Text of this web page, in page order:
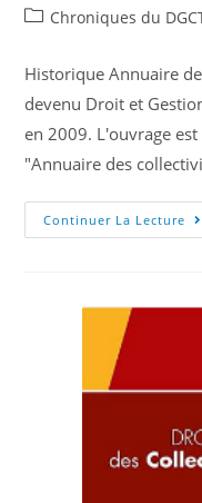
Chroniques du
Historique Annuaire
devenu Droit et
en 2009. L'ouvrage
"Annuaire des
Continuer La Lecture